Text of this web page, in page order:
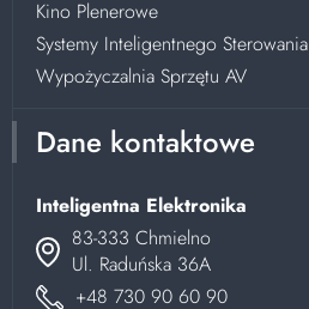
Kino Plenerowe
Systemy Inteligentnego Sterowania
Wypożyczalnia Sprzętu AV
Dane kontaktowe
Inteligentna Elektronika
83-333 Chmielno
Ul. Raduńska 36A
+48 730 90 60 90